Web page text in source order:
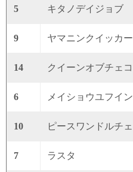
5 キタノデイジョブ
9 ヤマニンクイッカー
14 クイーンオブチェコ
6 メイショウユフイン
10 ピースワンドルチェ
7 ラスタ